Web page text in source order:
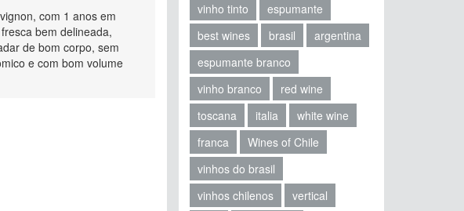
com 1 anos em
bem delineada,
de bom corpo, sem
e com bom volume
vinho tinto
espumante
best wines
brasil
argentina
espumante branco
vinho branco
red wine
toscana
italia
white wine
franca
Wines of Chile
vinhos do brasil
vinhos chilenos
vertical